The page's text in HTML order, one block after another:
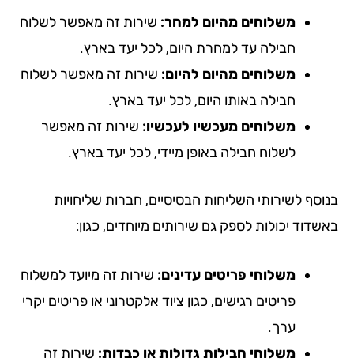
משלוחים מהיום למחר:שירות זה מאפשר לשלוח
חבילה עד למחרת היום, לכל יעד בארץ.
משלוחים מהיום להיום:שירות זה מאפשר לשלוח
חבילה באותו היום, לכל יעד בארץ.
משלוחים מעכשיו לעכשיו:שירות זה מאפשר
לשלוח חבילה באופן מיידי, לכל יעד בארץ.
לשירותי השליחות הבסיסיים, חברות שליחויות
יכולות לספק גם שירותים מיוחדים, כגון:
משלוחי פריטים עדינים:שירות זה מיועד למשלוח
פריטים רגישים, כגון ציוד אלקטרוני או פריטים יקרי
משלוחי חבילות גדולות או כבדות:שירות זה